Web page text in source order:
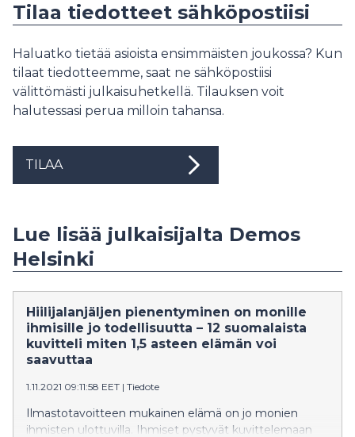
Tilaa tiedotteet sähköpostiisi
Haluatko tietää asioista ensimmäisten joukossa? Kun
tilaat tiedotteemme, saat ne sähköpostiisi
välittömästi julkaisuhetkellä. Tilauksen voit
halutessasi perua milloin tahansa.
TILAA
Lue lisää julkaisijalta Demos
Helsinki
Hiilijalanjäljen pienentyminen on monille
ihmisille jo todellisuutta – 12 suomalaista
kuvitteli miten 1,5 asteen elämän voi
saavuttaa
1.11.2021 09:11:58 EET | Tiedote
Ilmastotavoitteen mukainen elämä on jo monien
ihmisten ulottuvilla. Ihmiset pystyvät kuvittelemaan